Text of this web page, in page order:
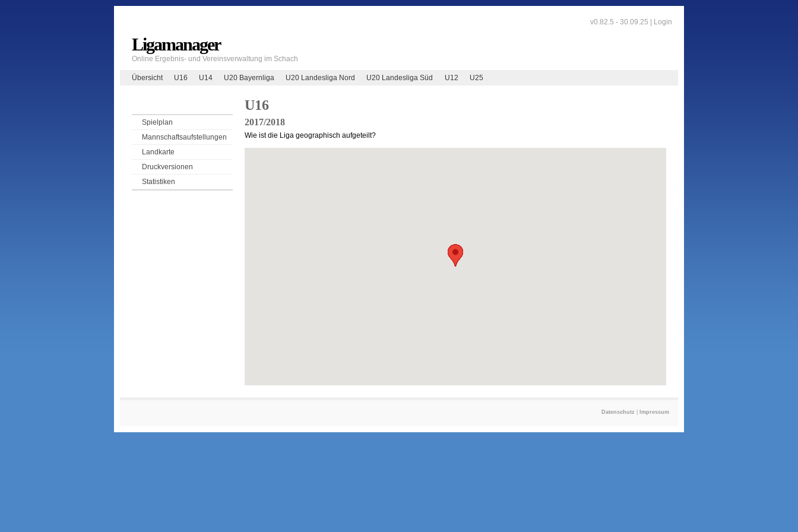
v0.82.5 - 30.09.25 | Login
Ligamanager
Online Ergebnis- und Vereinsverwaltung im Schach
Übersicht U16 U14 U20 Bayernliga U20 Landesliga Nord U20 Landesliga Süd U12 U25
Spielplan
Mannschaftsaufstellungen
Landkarte
Druckversionen
Statistiken
U16
2017/2018
Wie ist die Liga geographisch aufgeteilt?
Datenschutz Impressum